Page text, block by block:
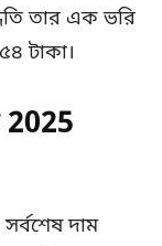
তার এক ভরি
টাকা।
দাম